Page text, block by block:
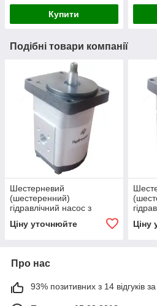
Купити
Подібні товари компанії
Шестерневий
(шестеренний)
гідравлічний насос з
підшипником Hydro-pack
H 20A/C4.5X155
Ціну уточнюйте
H
Ціну
Про нас
93% позитивних з 14 відгуків за